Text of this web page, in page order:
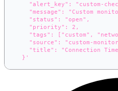
"alert_key": "custom-
"message": "Custom
    "status": "open",
    "priority": 2,
"tags": ["custom",
"source": "custom-
"title": "Connection
  }'